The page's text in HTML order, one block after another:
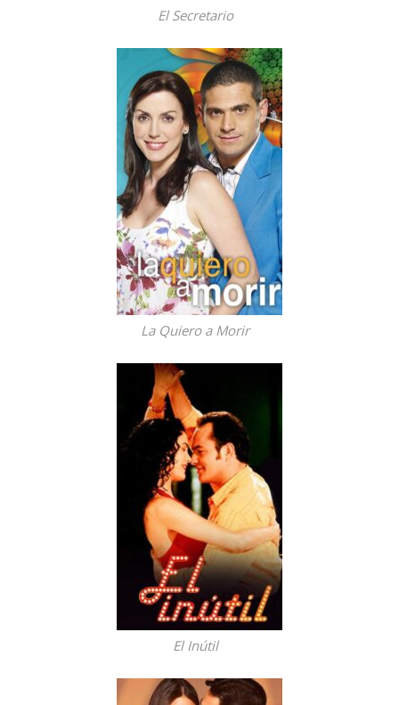
El Secretario
La Quiero a Morir
El Inútil